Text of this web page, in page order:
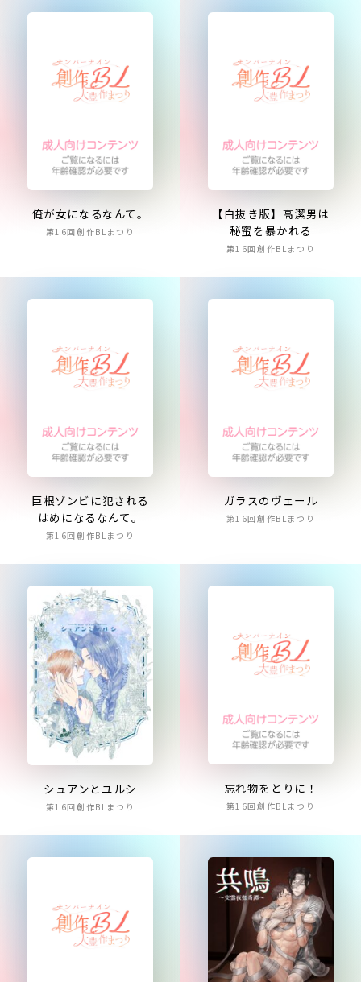
俺が女になるなんて。
第16回創作BLまつり
【白抜き版】高潔男は
秘蜜を暴かれる
第16回創作BLまつり
巨根ゾンビに犯される
はめになるなんて。
第16回創作BLまつり
ガラスのヴェール
第16回創作BLまつり
シュアンとユルシ
第16回創作BLまつり
忘れ物をとりに！
第16回創作BLまつり